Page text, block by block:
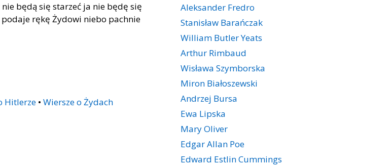
będą się starzeć ja nie będę się
rękę Żydowi niebo pachnie
Hitlerze • Wiersze o Żydach
Aleksander Fredro
Stanisław Barańczak
William Butler Yeats
Arthur Rimbaud
Wisława Szymborska
Miron Białoszewski
Andrzej Bursa
Ewa Lipska
Mary Oliver
Edgar Allan Poe
Edward Estlin Cummings